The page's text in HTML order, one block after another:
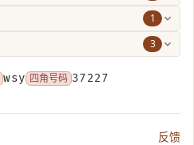
1
3
wsy 四角号码 37227
反馈